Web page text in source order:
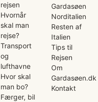
rejsen
Hvornår
skal man
rejse?
Transport
og
lufthavne
Hvor skal
man bo?
Færger, bil
Gardasøen
Norditalien
Resten af
Italien
Tips til
Rejsen
Om
Gardasøen.dk
Kontakt